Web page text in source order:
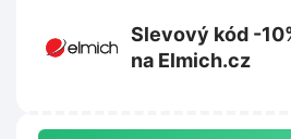
Slevový kód -
na Elmich.cz